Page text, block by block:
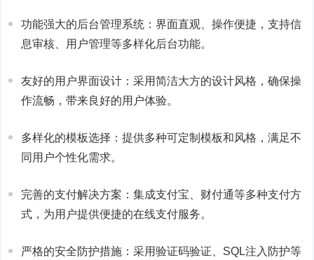
功能强大的后台管理系统：界面直观、操作便捷，支持信
息审核、用户管理等多样化后台功能。
友好的用户界面设计：采用简洁大方的设计风格，确保操
作流畅，带来良好的用户体验。
多样化的模板选择：提供多种可定制模板和风格，满足不
同用户个性化需求。
完善的支付解决方案：集成支付宝、财付通等多种支付方
式，为用户提供便捷的在线支付服务。
严格的安全防护措施：采用验证码验证、SQL注入防护等